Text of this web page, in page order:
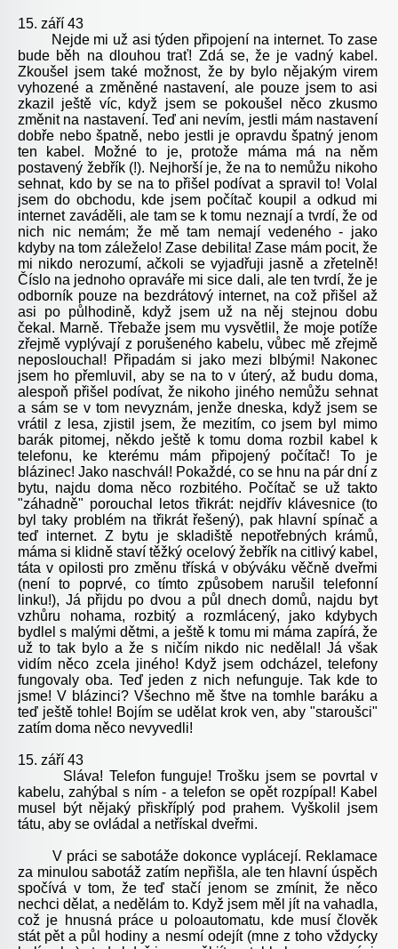
15. září 43
Nejde mi už asi týden připojení na internet. To zase
bude běh na dlouhou trať! Zdá se, že je vadný kabel.
Zkoušel jsem také možnost, že by bylo nějakým virem
vyhozené a změněné nastavení, ale pouze jsem to asi
zkazil ještě víc, když jsem se pokoušel něco zkusmo
změnit na nastavení. Teď ani nevím, jestli mám nastavení
dobře nebo špatně, nebo jestli je opravdu špatný jenom
ten kabel. Možné to je, protože máma má na něm
postavený žebřík (!). Nejhorší je, že na to nemůžu nikoho
sehnat, kdo by se na to přišel podívat a spravil to! Volal
jsem do obchodu, kde jsem počítač koupil a odkud mi
internet zaváděli, ale tam se k tomu neznají a tvrdí, že od
nich nic nemám; že mě tam nemají vedeného - jako
kdyby na tom záleželo! Zase debilita! Zase mám pocit, že
mi nikdo nerozumí, ačkoli se vyjadřuji jasně a zřetelně!
Číslo na jednoho opraváře mi sice dali, ale ten tvrdí, že je
odborník pouze na bezdrátový internet, na což přišel až
asi po půlhodině, když jsem už na něj stejnou dobu
čekal. Marně. Třebaže jsem mu vysvětlil, že moje potíže
zřejmě vyplývají z porušeného kabelu, vůbec mě zřejmě
neposlouchal! Připadám si jako mezi blbými! Nakonec
jsem ho přemluvil, aby se na to v úterý, až budu doma,
alespoň přišel podívat, že nikoho jiného nemůžu sehnat
a sám se v tom nevyznám, jenže dneska, když jsem se
vrátil z lesa, zjistil jsem, že mezitím, co jsem byl mimo
barák pitomej, někdo ještě k tomu doma rozbil kabel k
telefonu, ke kterému mám připojený počítač! To je
blázinec! Jako naschvál! Pokaždé, co se hnu na pár dní z
bytu, najdu doma něco rozbitého. Počítač se už takto
"záhadně" porouchal letos třikrát: nejdřív klávesnice (to
byl taky problém na třikrát řešený), pak hlavní spínač a
teď internet. Z bytu je skladiště nepotřebných krámů,
máma si klidně staví těžký ocelový žebřík na citlivý kabel,
táta v opilosti pro změnu tříská v obýváku věčně dveřmi
(není to poprvé, co tímto způsobem narušil telefonní
linku!), Já přijdu po dvou a půl dnech domů, najdu byt
vzhůru nohama, rozbitý a rozmlácený, jako kdybych
bydlel s malými dětmi, a ještě k tomu mi máma zapírá, že
už to tak bylo a že s ničím nikdo nic nedělal! Já však
vidím něco zcela jiného! Když jsem odcházel, telefony
fungovaly oba. Teď jeden z nich nefunguje. Tak kde to
jsme! V blázinci? Všechno mě štve na tomhle baráku a
teď ještě tohle! Bojím se udělat krok ven, aby "staroušci"
zatím doma něco nevyvedli!
15. září 43
Sláva! Telefon funguje! Trošku jsem se povrtal v
kabelu, zahýbal s ním - a telefon se opět rozpípal! Kabel
musel být nějaký přiskříplý pod prahem. Vyškolil jsem
tátu, aby se ovládal a netřískal dveřmi.
V práci se sabotáže dokonce vyplácejí. Reklamace
za minulou sabotáž zatím nepřišla, ale ten hlavní úspěch
spočívá v tom, že teď stačí jenom se zmínit, že něco
nechci dělat, a nedělám to. Když jsem měl jít na vahadla,
což je hnusná práce u poloautomatu, kde musí člověk
stát pět a půl hodiny a nesmí odejít (mne z toho vždycky